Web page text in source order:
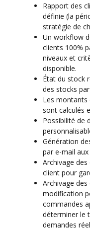
Rapport des
définie (la
stratégie de
Un workflow
clients 100%
niveaux et
disponible.
État du stock
des stocks
Les montants
sont calculés
Possibilité de
Génération
par e-mail
Archivage des
client pour
Archivage
modification
commandes
déterminer le
demandes